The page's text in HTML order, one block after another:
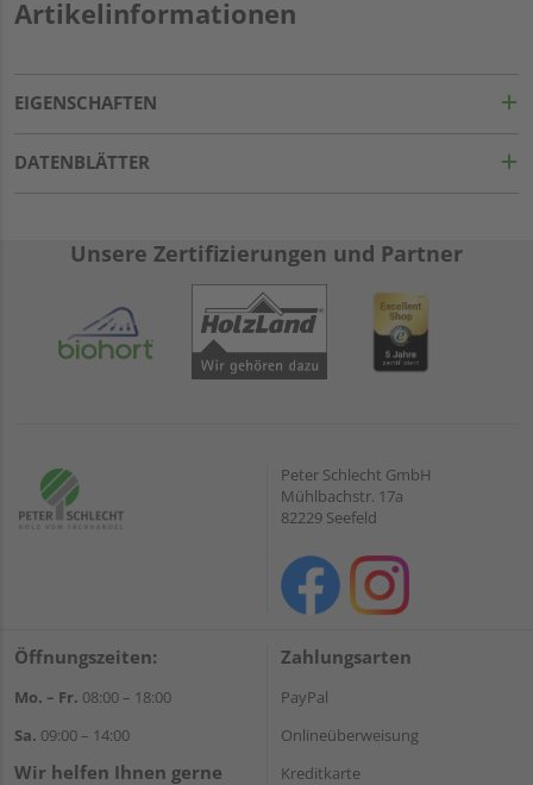
Artikelinformationen
EIGENSCHAFTEN
DATENBLÄTTER
Unsere Zertifizierungen und Partner
Peter Schlecht GmbH
Mühlbachstr. 17a
82229 Seefeld
Öffnungszeiten:
Mo. – Fr. 08:00 – 18:00
Sa. 09:00 – 14:00
Wir helfen Ihnen gerne
Zahlungsarten
PayPal
Onlineüberweisung
Kreditkarte